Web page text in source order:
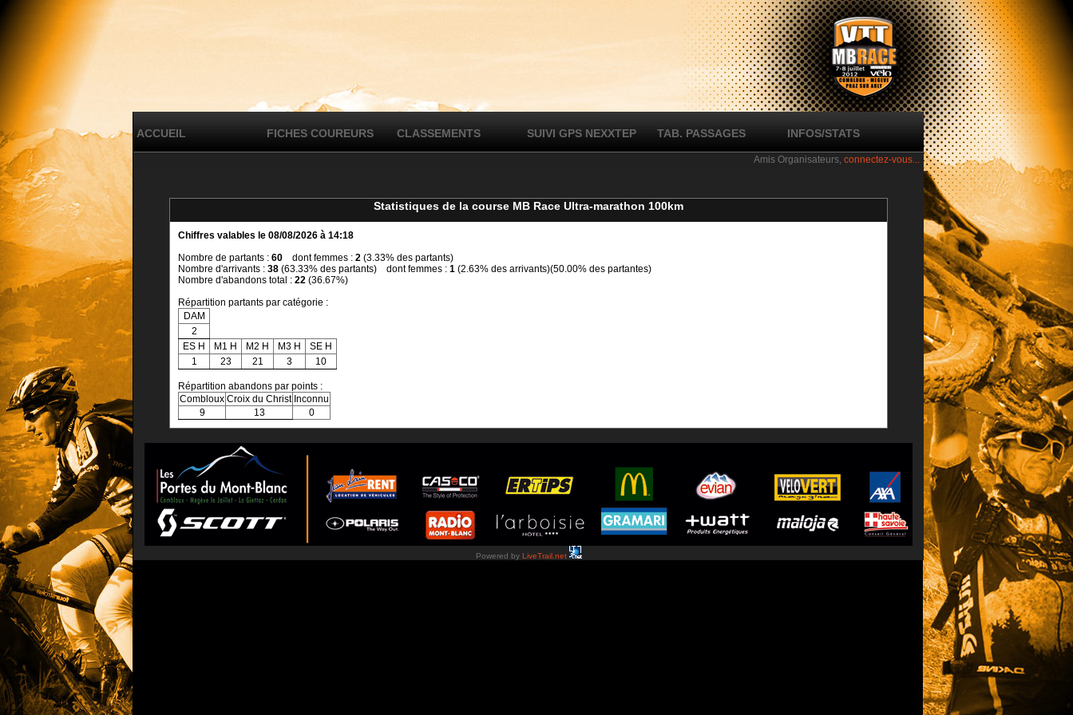
ACCUEIL FICHES COUREURS CLASSEMENTS SUIVI GPS NEXXTEP TAB. PASSAGES INFOS/STATS
Amis Organisateurs, connectez-vous...
Statistiques de la course MB Race Ultra-marathon 100km
Chiffres valables le 08/08/2026 à 14:18
Nombre de partants : 60 dont femmes : 2 (3.33% des partants)
Nombre d'arrivants : 38 (63.33% des partants) dont femmes : 1 (2.63% des arrivants)(50.00% des partantes)
Nombre d'abandons total : 22 (36.67%)
Répartition partants par catégorie :
DAM
2
ES H
M1 H M2 H M3 H
SE H
1
23 21 3 10
Répartition abandons par points :
Combloux Croix du Christ Inconnu
9
13 0
Powered by LiveTrail.net